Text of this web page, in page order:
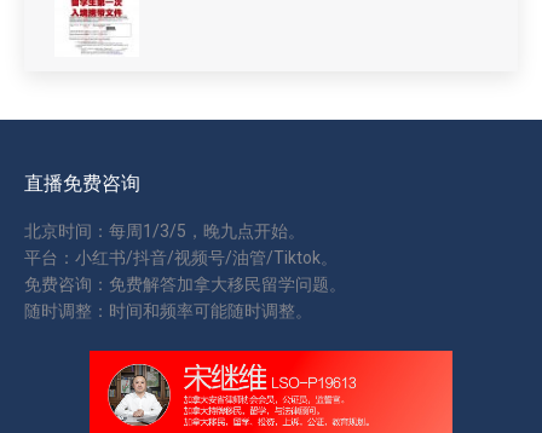
直播免费咨询
北京时间：每周1/3/5，晚九点开始。
平台：小红书/抖音/视频号/油管/Tiktok。
免费咨询：免费解答加拿大移民留学问题。
随时调整：时间和频率可能随时调整。